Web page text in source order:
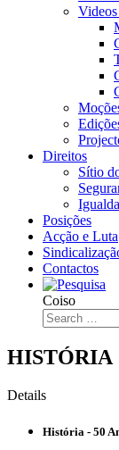
Direitos
Sítio
Posições
Acção e Luta
Contactos
Coiso
HISTÓRIA
Details
História - 50